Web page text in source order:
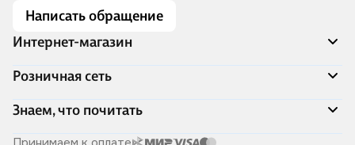
Написать обращение
Интернет-магазин
Акции
Доставка и оплата
Программа лояльности
Подарочные сертификаты
Розничная сеть
Адреса магазинов
Книжный Дозор
О компании
Знаем, что почитать
Скоро в продаже